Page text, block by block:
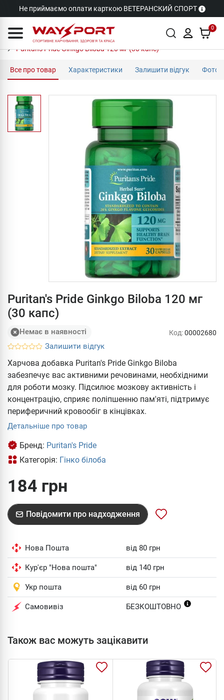
Не приймаємо оплати карткою ВЕТЕРАНСКИЙ СПОРТ
0
Puritan's Pride Ginkgo Biloba 120 мг (30 капс)
Все про товар Характеристики Залишити відгук Фото
Puritan's Pride Ginkgo Biloba 120 мг
(30 капс)
Немає в наявності
Залишити відгук
Код:00002680
Харчова добавка Puritan's Pride Ginkgo Biloba
забезпечує вас активними речовинами, необхідними
для роботи мозку. Підсилює мозкову активність і
концентрацію, сприяє поліпшенню пам'яті, підтримує
периферичний кровообіг в кінцівках.
Детальніше про товар
Бренд: Puritan's Pride
Категорія: Гінко білоба
184 грн
Повідомити про надходження
Нова Пошта від 80 грн
Кур'єр "Нова пошта" від 140 грн
Укр пошта від 60 грн
Самовивіз БЕЗКОШТОВНО
Також вас можуть зацікавити